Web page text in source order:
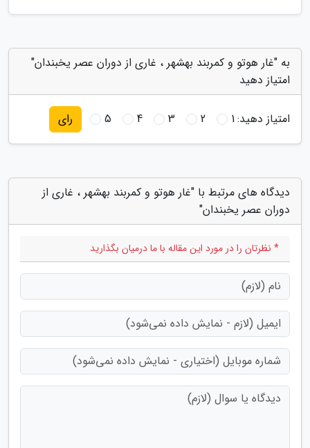
به "غار هوتو و کمربند بهشهر ، غاری از دوران عصر یخبندان"
امتیاز دهید
امتیاز دهید:1
2
3
4
5 رای
دیدگاه های مرتبط با "غار هوتو و کمربند بهشهر ، غاری از
دوران عصر یخبندان"
* نظرتان را در مورد این مقاله با ما درمیان بگذارید